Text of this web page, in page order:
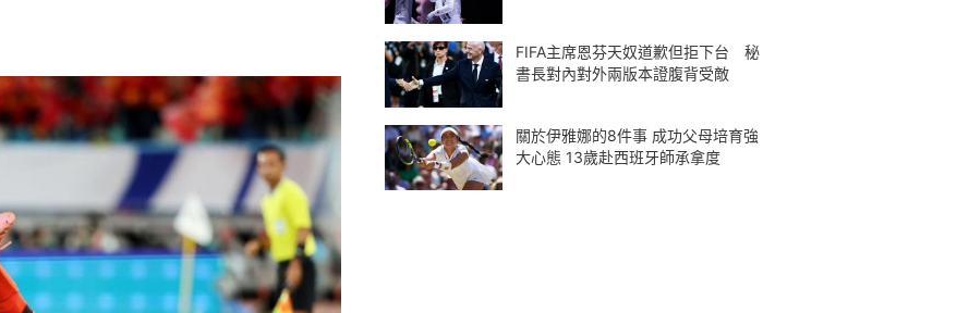
FIFA主席恩芬天奴道歉但拒下台 秘
書長對內對外兩版本證腹背受敵
關於伊雅娜的8件事 成功父母培育強
大心態 13歲赴西班牙師承拿度